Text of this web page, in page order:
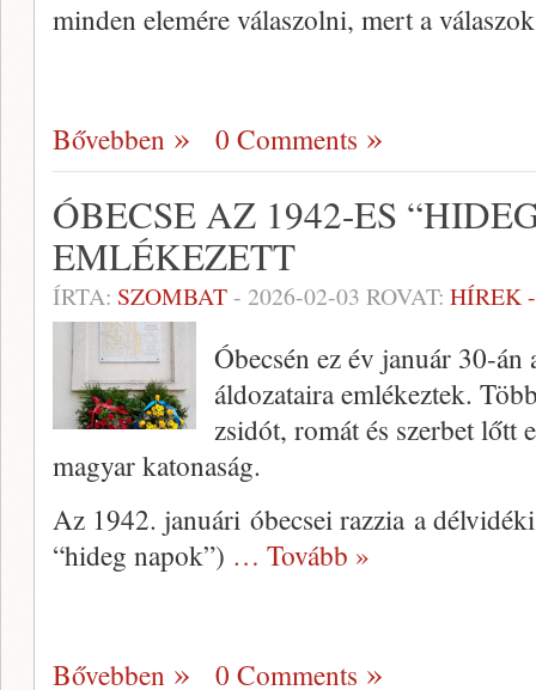
minden elemére válaszolni, mert a
Bővebben 0 Comments
ÓBECSE AZ 1942-ES
EMLÉKEZETT
ÍRTA: SZOMBAT- 2026-02-03 ROVAT: HÍREK
Óbecsén ez év január 30-
áldozataira emlékeztek.
zsidót, romát és szerbet lőtt
magyar katonaság.
Az 1942. januári óbecsei razzia a
“hideg napok”) … Tovább »
Bővebben 0 Comments